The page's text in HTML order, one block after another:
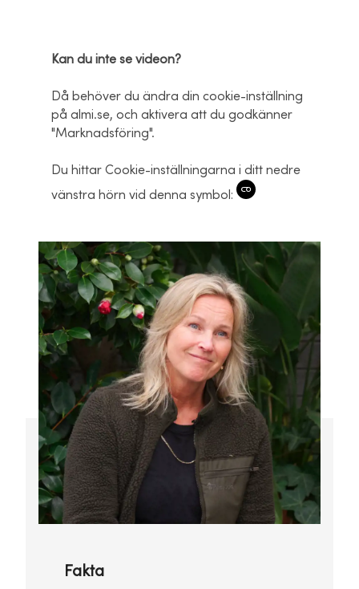
Kan du inte se videon?
Då behöver du ändra din cookie-inställning
på almi.se, och aktivera att du godkänner
"Marknadsföring".
Du hittar Cookie-inställningarna i ditt nedre
vänstra hörn vid denna symbol:
Fakta